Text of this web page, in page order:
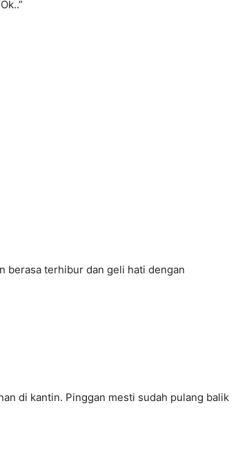
berasa terhibur dan geli hati dengan
di kantin. Pinggan mesti sudah pulang balik